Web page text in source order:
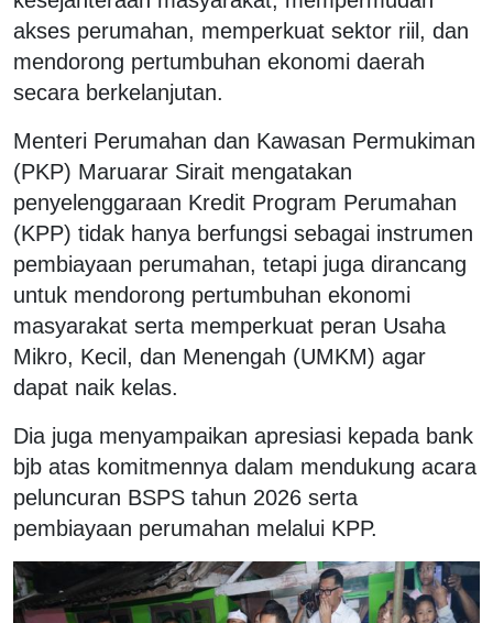
akses perumahan, memperkuat sektor riil, dan
mendorong pertumbuhan ekonomi daerah
secara berkelanjutan.
Menteri Perumahan dan Kawasan Permukiman
(PKP) Maruarar Sirait mengatakan
penyelenggaraan Kredit Program Perumahan
(KPP) tidak hanya berfungsi sebagai instrumen
pembiayaan perumahan, tetapi juga dirancang
untuk mendorong pertumbuhan ekonomi
masyarakat serta memperkuat peran Usaha
Mikro, Kecil, dan Menengah (UMKM) agar
dapat naik kelas.
Dia juga menyampaikan apresiasi kepada bank
bjb atas komitmennya dalam mendukung acara
peluncuran BSPS tahun 2026 serta
pembiayaan perumahan melalui KPP.